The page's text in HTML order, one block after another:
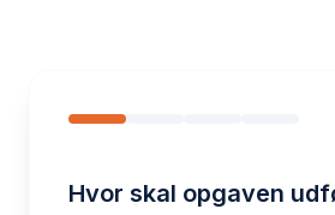
Hvor skal opgaven